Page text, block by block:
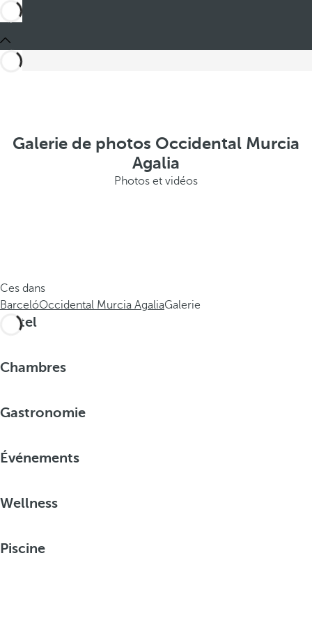
Galerie de photos Occidental Murcia
Agalia
Photos et vidéos
Ces dans
BarcelóOccidental Murcia AgaliaGalerie
Hôtel
Chambres
Gastronomie
Événements
Wellness
Piscine